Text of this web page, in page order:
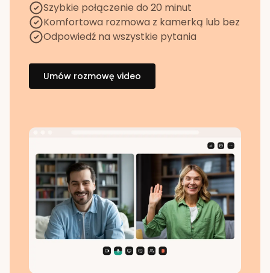
Szybkie połączenie do 20 minut
Komfortowa rozmowa z kamerką lub bez
Odpowiedź na wszystkie pytania
Umów rozmowę video